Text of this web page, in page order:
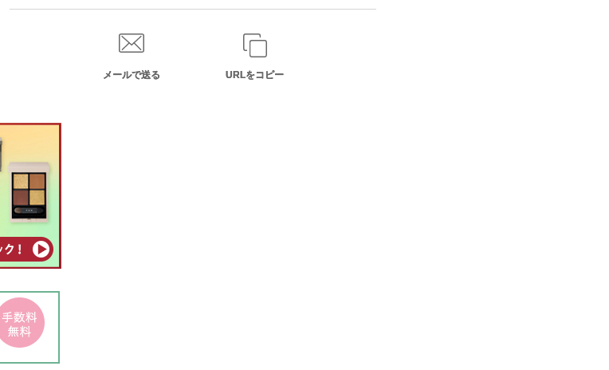
メールで送る URLをコピー